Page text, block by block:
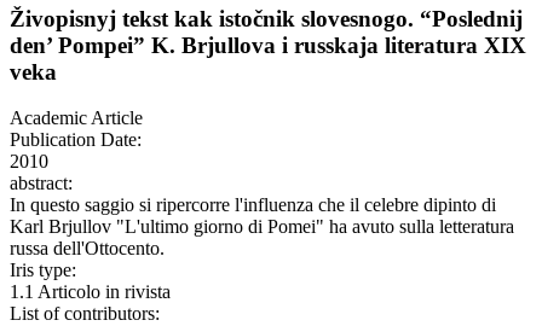
Živopisnyj tekst kak istočnik slovesnogo. “Poslednij
den’ Pompei” K. Brjullova i russkaja literatura XIX
veka
Academic Article
Publication Date:
2010
abstract:
In questo saggio si ripercorre l'influenza che il celebre dipinto di
Karl Brjullov "L'ultimo giorno di Pomei" ha avuto sulla letteratura
russa dell'Ottocento.
Iris type:
1.1 Articolo in rivista
List of contributors: